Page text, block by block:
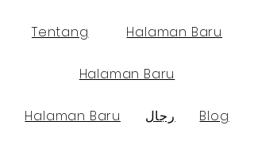
Tentang Halaman Baru
Halaman Baru
Halaman Baru رجال Blog